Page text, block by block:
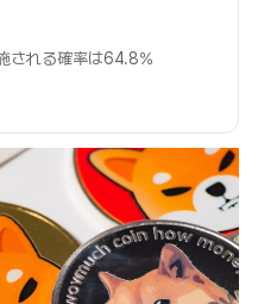
される確率は64.8%